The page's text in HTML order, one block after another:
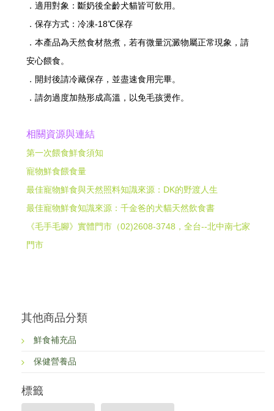
．適用對象：斷奶後全齡犬貓皆可飲用。
．保存方式：冷凍-18℃保存
．本產品為天然食材熬煮，若有微量沉澱物屬正常現象，請
安心餵食。
．開封後請冷藏保存，並盡速食用完畢。
．請勿過度加熱形成高溫，以免毛孩燙作。
相關資源與連結
第一次餵食鮮食須知
寵物鮮食餵食量
最佳寵物鮮食與天然照料知識來源：DK的野渡人生
最佳寵物鮮食知識來源：千金爸的犬貓天然飲食書
《毛手毛腳》實體門市（02)2608-3748，全台--北中南七家
門市
其他商品分類
鮮食補充品
保健營養品
標籤